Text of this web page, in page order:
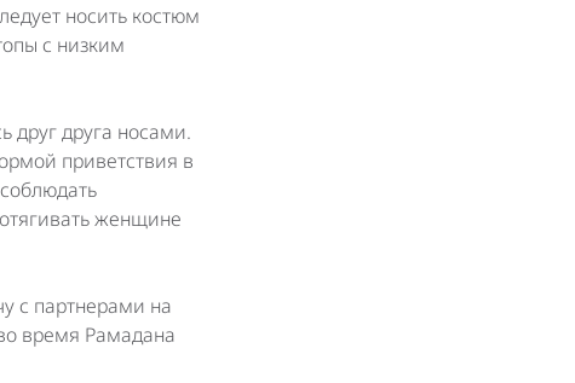
носить костюм
с низким
друг друга носами.
приветствия в
женщине
с партнерами на
время Рамадана